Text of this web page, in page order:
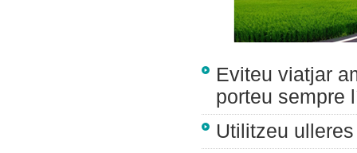
Eviteu viatjar
porteu sempre
Utilitzeu